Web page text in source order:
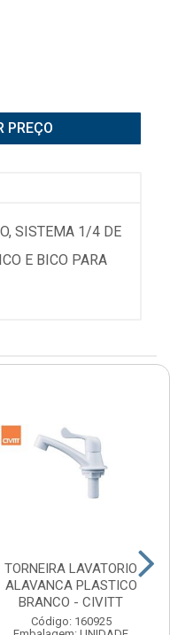
PREÇO
SISTEMA 1/4 DE
E BICO PARA
TORNEIRA LAVATORIO
ALAVANCA PLASTICO
BRANCO - CIVITT
Código: 160925